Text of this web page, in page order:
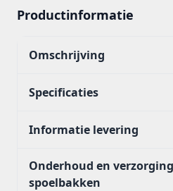
Productinformatie
Omschrijving
Specificaties
Informatie levering
Onderhoud en
spoelbakken